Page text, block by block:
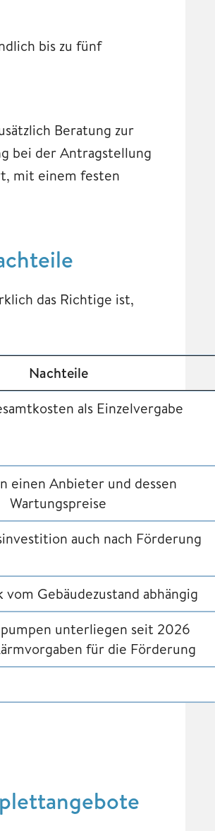
bis zu fünf
Beratung zur
bei der Antragstellung
mit einem festen
das Richtige ist,
Nachteile
als Einzelvergabe
einen Anbieter und dessen
Wartungspreise
auch nach Förderung
vom Gebäudezustand abhängig
unterliegen seit 2026
für die Förderung